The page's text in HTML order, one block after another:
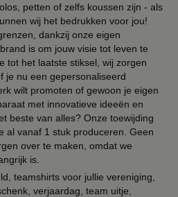
petten of zelfs koussen zijn - als
wij het bedrukken voor jou!
dankzij onze eigen
is om jouw visie tot leven te
tot het laatste stiksel, wij zorgen
je nu een gepersonaliseerd
wilt promoten of gewoon je eigen
met innovatieve ideeën en
beste van alles? Onze toewijding
al vanaf 1 stuk produceren. Geen
over te maken, omdat we
is.
teamshirts voor jullie vereniging,
verjaardag, team uitje,